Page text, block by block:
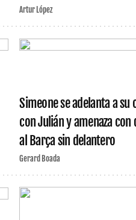
Artur López
Simeone se adelanta a su
con Julián y amenaza con
al Barça sin delantero
Gerard Boada